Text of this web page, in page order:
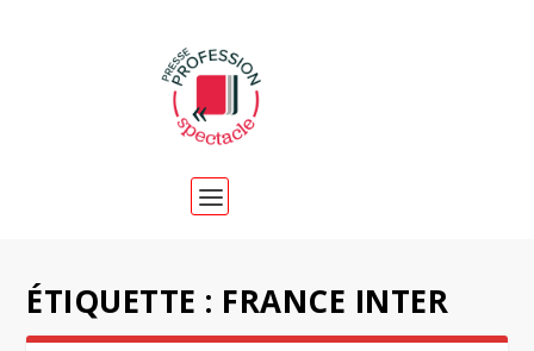
ÉTIQUETTE : FRANCE INTER